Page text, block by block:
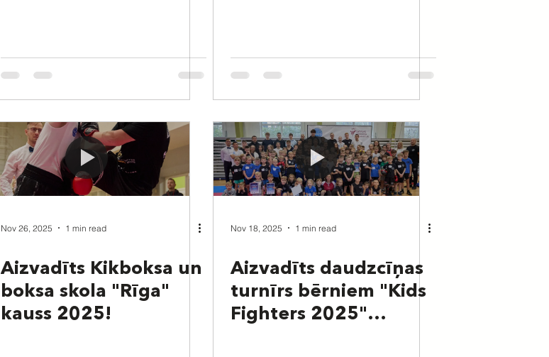
Nov 26, 2025 1 min read
Aizvadīts Kikboksa un
boksa skola "Rīga"
kauss 2025!
Nov 18, 2025 1 min read
Aizvadīts daudzcīņas
turnīrs bērniem "Kids
Fighters 2025"